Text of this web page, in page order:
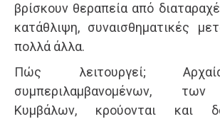
βρίσκουν θεραπεία από
κατάθλιψη, συναισθηματικές
πολλά άλλα.
Πώς λειτουργεί;
συμπεριλαμβανομένων, των
Κυμβάλων, κρούονται και